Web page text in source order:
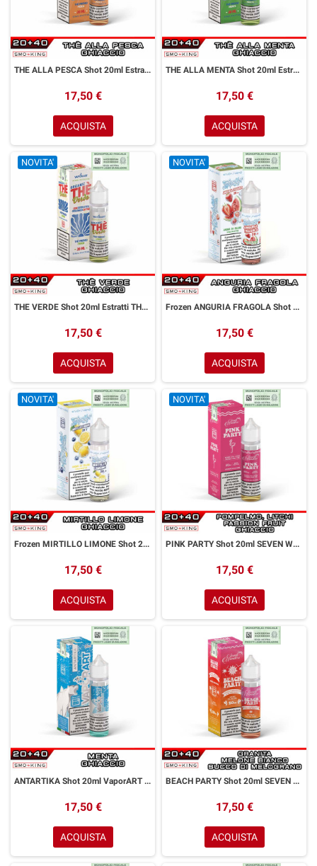
THE ALLA PESCA Shot 20ml Estratti THE VaporART Tè Pesca Ghiaccio
17,50 €
ACQUISTA
THE ALLA MENTA Shot 20ml Estratti THE VaporART Tè Menta Ghiaccio
17,50 €
ACQUISTA
NOVITA'
THE VERDE Shot 20ml Estratti THE VaporART Tè Verde Ghiaccio
17,50 €
ACQUISTA
NOVITA'
Frozen ANGURIA FRAGOLA Shot 20ml ENJOYSVAPO Fragola Anguria Ghiaccio
17,50 €
ACQUISTA
NOVITA'
Frozen MIRTILLO LIMONE Shot 20ml ENJOYSVAPO Limone Mirtillo Ghiaccio
17,50 €
ACQUISTA
NOVITA'
PINK PARTY Shot 20ml SEVEN WONDERS Pompelmo Litchi Frutto della Passione Ghiaccio
17,50 €
ACQUISTA
ANTARTIKA Shot 20ml VaporART Menta Ice
17,50 €
ACQUISTA
BEACH PARTY Shot 20ml SEVEN WONDERS Granita Melone Bianco Melograno Ice
17,50 €
ACQUISTA